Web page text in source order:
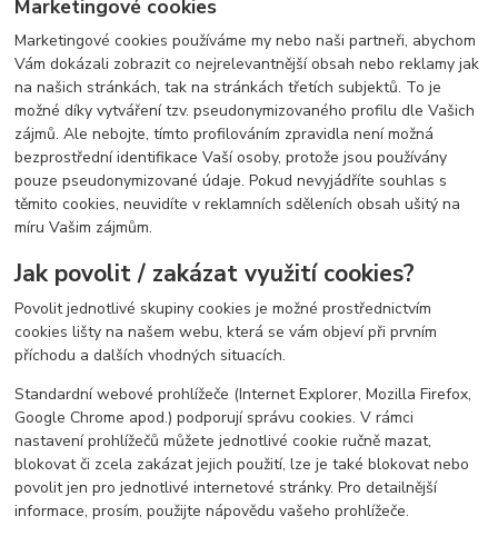
Marketingové cookies
Marketingové cookies používáme my nebo naši partneři, abychom
Vám dokázali zobrazit co nejrelevantnější obsah nebo reklamy jak
na našich stránkách, tak na stránkách třetích subjektů. To je
možné díky vytváření tzv. pseudonymizovaného profilu dle Vašich
zájmů. Ale nebojte, tímto profilováním zpravidla není možná
bezprostřední identifikace Vaší osoby, protože jsou používány
pouze pseudonymizované údaje. Pokud nevyjádříte souhlas s
těmito cookies, neuvidíte v reklamních sděleních obsah ušitý na
míru Vašim zájmům.
Jak povolit / zakázat využití cookies?
Povolit jednotlivé skupiny cookies je možné prostřednictvím
cookies lišty na našem webu, která se vám objeví při prvním
příchodu a dalších vhodných situacích.
Standardní webové prohlížeče (Internet Explorer, Mozilla Firefox,
Google Chrome apod.) podporují správu cookies. V rámci
nastavení prohlížečů můžete jednotlivé cookie ručně mazat,
blokovat či zcela zakázat jejich použití, lze je také blokovat nebo
povolit jen pro jednotlivé internetové stránky. Pro detailnější
informace, prosím, použijte nápovědu vašeho prohlížeče.